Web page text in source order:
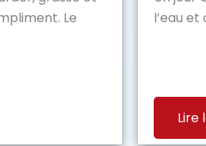
Le
l’eau et
Lire